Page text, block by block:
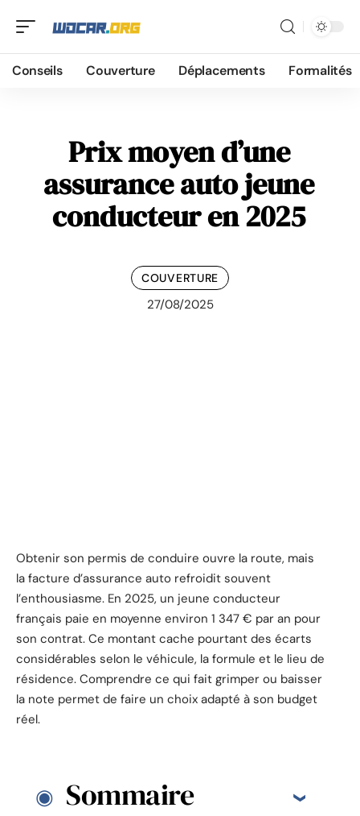
Conseils Couverture Déplacements Formalités
Prix moyen d’une
assurance auto jeune
conducteur en 2025
COUVERTURE
27/08/2025
Obtenir son permis de conduire ouvre la route, mais
la facture d’assurance auto refroidit souvent
l’enthousiasme. En 2025, un jeune conducteur
français paie en moyenne environ 1 347 € par an pour
son contrat. Ce montant cache pourtant des écarts
considérables selon le véhicule, la formule et le lieu de
résidence. Comprendre ce qui fait grimper ou baisser
la note permet de faire un choix adapté à son budget
réel.
Sommaire